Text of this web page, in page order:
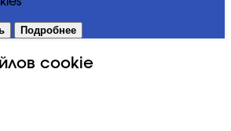
Подробнее
cookie